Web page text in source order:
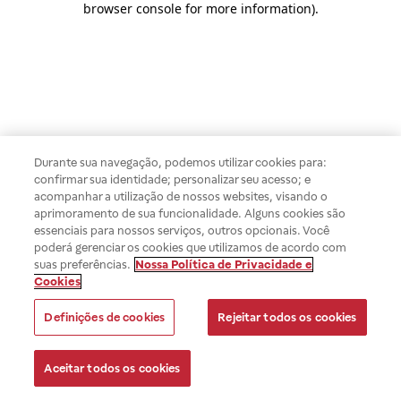
browser console for more information).
Durante sua navegação, podemos utilizar cookies para:
confirmar sua identidade; personalizar seu acesso; e
acompanhar a utilização de nossos websites, visando o
aprimoramento de sua funcionalidade. Alguns cookies são
essenciais para nossos serviços, outros opcionais. Você
poderá gerenciar os cookies que utilizamos de acordo com
suas preferências. Nossa Política de Privacidade e
Cookies
Definições de cookies Rejeitar todos os cookies
Aceitar todos os cookies